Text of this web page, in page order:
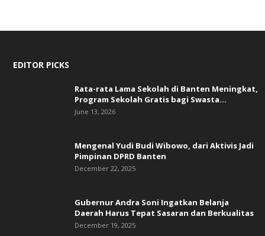
EDITOR PICKS
Rata-rata Lama Sekolah di Banten Meningkat,
‎Program Sekolah Gratis bagi Swasta...
June 13, 2026
Mengenal Yudi Budi Wibowo, dari Aktivis Jadi
Pimpinan DPRD Banten
December 22, 2025
Gubernur Andra Soni Ingatkan Belanja
Daerah Harus Tepat Sasaran dan Berkualitas
December 19, 2025